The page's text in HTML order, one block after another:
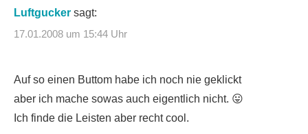
Luftgucker sagt:
17.01.2008 um 15:44 Uhr
Auf so einen Buttom habe ich noch nie geklickt
aber ich mache sowas auch eigentlich nicht. 😛
Ich finde die Leisten aber recht cool.